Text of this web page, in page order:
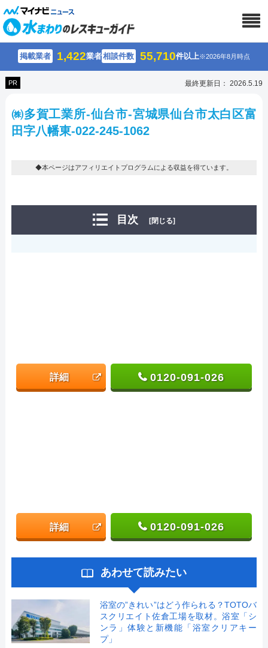
掲載業者 1,422業者相談件数 55,710件以上※2026年8月時点
PR 最終更新日： 2026.5.19
㈱多賀工業所-仙台市-宮城県仙台市太白区富
田字八幡東-022-245-1062
◆本ページはアフィリエイトプログラムによる収益を得ています。
目次 [閉じる]
詳細 0120-091-026
詳細 0120-091-026
あわせて読みたい
浴室の”きれい”はどう作られる？TOTOバ
スクリエイト佐倉工場を取材。浴室「シ
ンラ」体験と新機能「浴室クリアキー
プ」